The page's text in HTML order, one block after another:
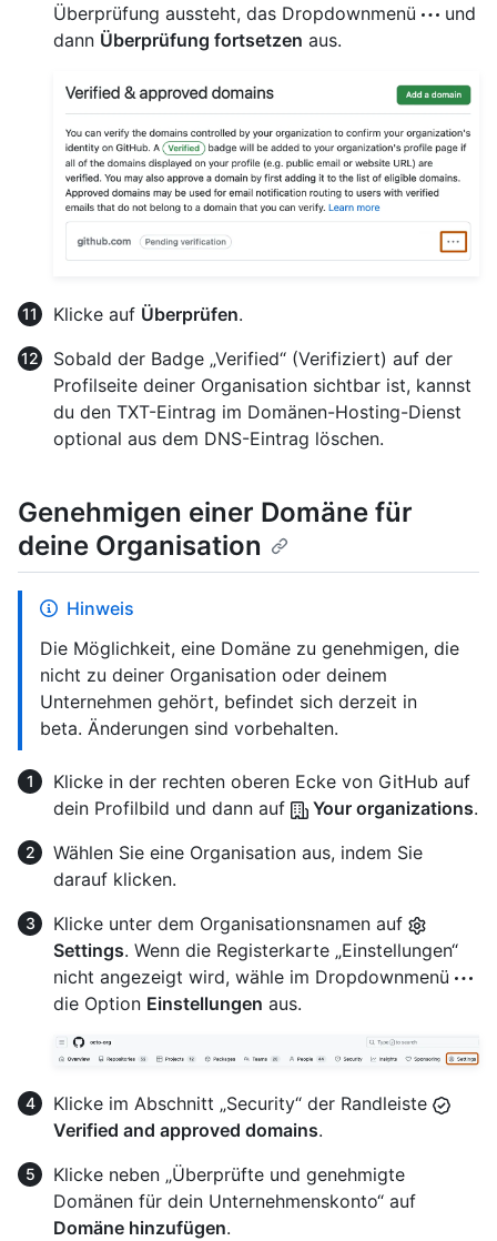
Überprüfung aussteht, das Dropdownmenü
und
dann Überprüfung fortsetzen aus.
Klicke auf Überprüfen.
Sobald der Badge „Verified“ (Verifiziert) auf der
Profilseite deiner Organisation sichtbar ist, kannst
du den TXT-Eintrag im Domänen-Hosting-Dienst
optional aus dem DNS-Eintrag löschen.
Genehmigen einer Domäne für
deine Organisation
Hinweis
Die Möglichkeit, eine Domäne zu genehmigen, die
nicht zu deiner Organisation oder deinem
Unternehmen gehört, befindet sich derzeit in
beta. Änderungen sind vorbehalten.
Klicke in der rechten oberen Ecke von GitHub auf
dein Profilbild und dann auf
Your organizations.
Wählen Sie eine Organisation aus, indem Sie
darauf klicken.
Klicke unter dem Organisationsnamen auf
Settings. Wenn die Registerkarte „Einstellungen“
nicht angezeigt wird, wähle im Dropdownmenü
die Option Einstellungen aus.
Klicke im Abschnitt „Security“ der Randleiste
Verified and approved domains.
Klicke neben „Überprüfte und genehmigte
Domänen für dein Unternehmenskonto“ auf
Domäne hinzufügen.